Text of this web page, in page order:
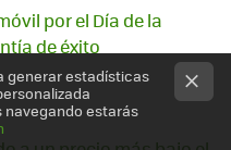
por el Día de la
de éxito
generar estadísticas
navegando estarás